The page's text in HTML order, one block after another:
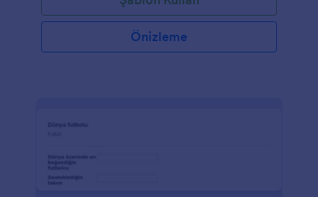
Önizleme